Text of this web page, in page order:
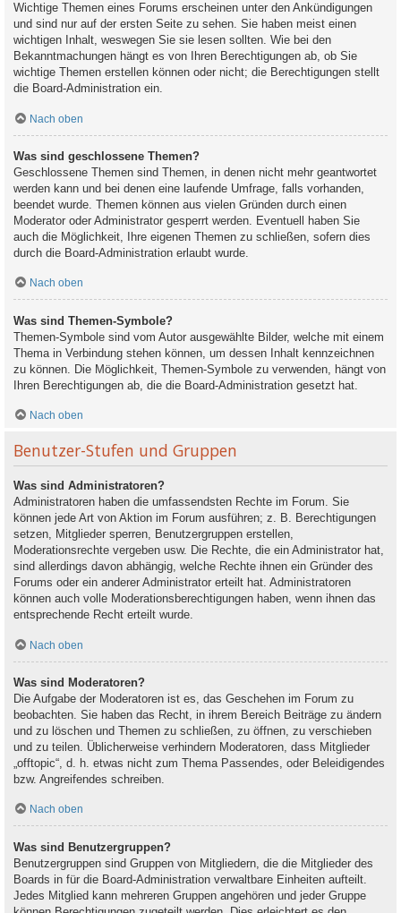
Wichtige Themen eines Forums erscheinen unter den Ankündigungen
und sind nur auf der ersten Seite zu sehen. Sie haben meist einen
wichtigen Inhalt, weswegen Sie sie lesen sollten. Wie bei den
Bekanntmachungen hängt es von Ihren Berechtigungen ab, ob Sie
wichtige Themen erstellen können oder nicht; die Berechtigungen stellt
die Board-Administration ein.
Nach oben
Was sind geschlossene Themen?
Geschlossene Themen sind Themen, in denen nicht mehr geantwortet
werden kann und bei denen eine laufende Umfrage, falls vorhanden,
beendet wurde. Themen können aus vielen Gründen durch einen
Moderator oder Administrator gesperrt werden. Eventuell haben Sie
auch die Möglichkeit, Ihre eigenen Themen zu schließen, sofern dies
durch die Board-Administration erlaubt wurde.
Nach oben
Was sind Themen-Symbole?
Themen-Symbole sind vom Autor ausgewählte Bilder, welche mit einem
Thema in Verbindung stehen können, um dessen Inhalt kennzeichnen
zu können. Die Möglichkeit, Themen-Symbole zu verwenden, hängt von
Ihren Berechtigungen ab, die die Board-Administration gesetzt hat.
Nach oben
Benutzer-Stufen und Gruppen
Was sind Administratoren?
Administratoren haben die umfassendsten Rechte im Forum. Sie
können jede Art von Aktion im Forum ausführen; z. B. Berechtigungen
setzen, Mitglieder sperren, Benutzergruppen erstellen,
Moderationsrechte vergeben usw. Die Rechte, die ein Administrator hat,
sind allerdings davon abhängig, welche Rechte ihnen ein Gründer des
Forums oder ein anderer Administrator erteilt hat. Administratoren
können auch volle Moderationsberechtigungen haben, wenn ihnen das
entsprechende Recht erteilt wurde.
Nach oben
Was sind Moderatoren?
Die Aufgabe der Moderatoren ist es, das Geschehen im Forum zu
beobachten. Sie haben das Recht, in ihrem Bereich Beiträge zu ändern
und zu löschen und Themen zu schließen, zu öffnen, zu verschieben
und zu teilen. Üblicherweise verhindern Moderatoren, dass Mitglieder
„offtopic“, d. h. etwas nicht zum Thema Passendes, oder Beleidigendes
bzw. Angreifendes schreiben.
Nach oben
Was sind Benutzergruppen?
Benutzergruppen sind Gruppen von Mitgliedern, die die Mitglieder des
Boards in für die Board-Administration verwaltbare Einheiten aufteilt.
Jedes Mitglied kann mehreren Gruppen angehören und jeder Gruppe